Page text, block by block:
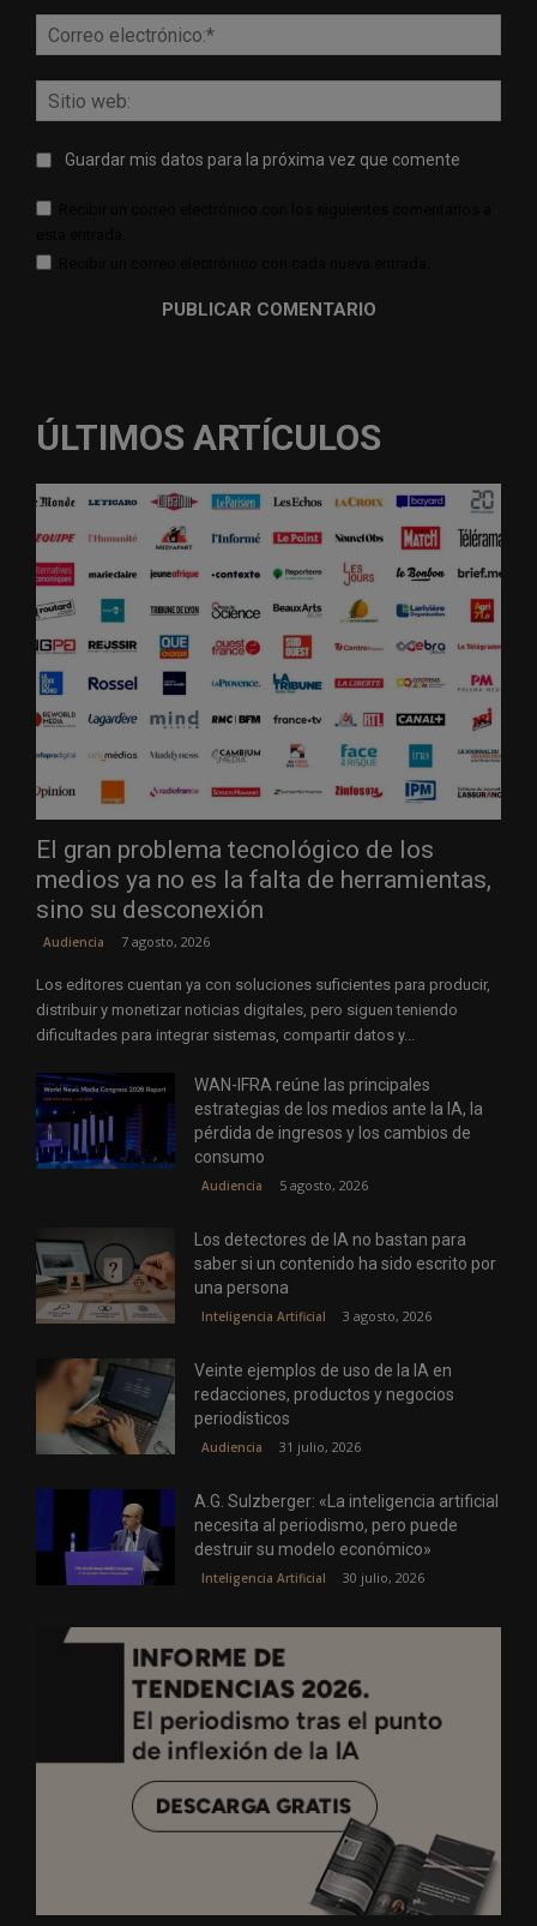
web:
Guardar mis datos para la próxima vez que comente
ÚLTIMOS ARTÍCULOS
El gran problema tecnológico de los
medios ya no es la falta de herramientas,
sino su desconexión
Audiencia 7 agosto, 2026
Los editores cuentan ya con soluciones suficientes para producir,
distribuir y monetizar noticias digitales, pero siguen teniendo
dificultades para integrar sistemas, compartir datos y...
WAN-IFRA reúne las principales
estrategias de los medios ante la IA, la
pérdida de ingresos y los cambios de
consumo
Audiencia 5 agosto, 2026
Los detectores de IA no bastan para
saber si un contenido ha sido escrito por
una persona
Inteligencia Artificial 3 agosto, 2026
Veinte ejemplos de uso de la IA en
redacciones, productos y negocios
periodísticos
Audiencia 31 julio, 2026
A.G. Sulzberger: «La inteligencia artificial
necesita al periodismo, pero puede
destruir su modelo económico»
Inteligencia Artificial 30 julio, 2026